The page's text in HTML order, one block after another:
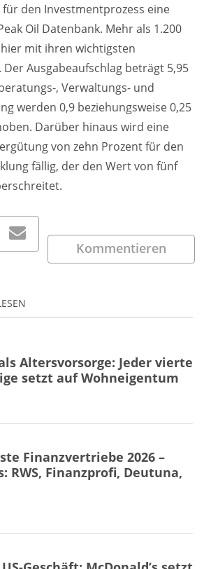
den Investmentprozess eine
Oil Datenbank. Mehr als 1.200
mit ihren wichtigsten
Der Ausgabeaufschlag beträgt 5,95
, Verwaltungs- und
werden 0,9 beziehungsweise 0,25
Darüber hinaus wird eine
von zehn Prozent für den
fällig, der den Wert von fünf
Kommentieren
Altersvorsorge: Jeder vierte
setzt auf Wohneigentum
Finanzvertriebe 2026 –
RWS, Finanzprofi, Deutuna,